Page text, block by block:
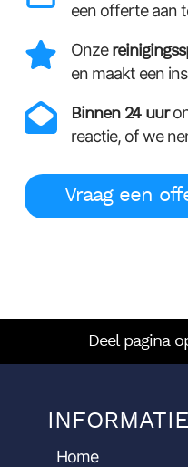
een offerte aan
Onze
en maakt een
Binnen 24 uur
reactie, of we
Vraag een
Deel pagina
INFORMATIE
Home